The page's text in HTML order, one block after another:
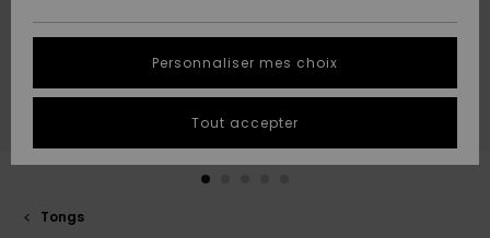
A
Découvrir
A
Découvrir
tailles
conversation
QUIKSILVER
Tongs
Personnaliser mes choix
Tout accepter